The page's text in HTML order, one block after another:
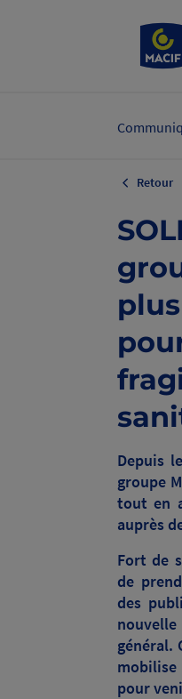
Retour
Depuis
groupe
tout en
auprès
Fort de
de
des
nouvelle
général.
mobilise
pour